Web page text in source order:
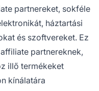
partnereket, sokféle
háztartási
és szoftvereket. Ez
partnereknek,
illő termékeket
kínálatára